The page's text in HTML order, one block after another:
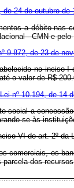
de 24 de outubro de
a débito nas
- CMN e
9.872, de 23 de
no inciso I
o valor de R$
nº 10.194, de 14
social a
se às
VI do art. 2º da
comerciais, os
parcela dos